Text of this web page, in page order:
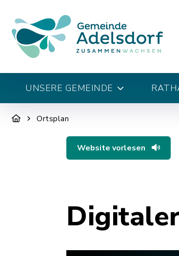
UNSERE GEMEINDE
Ortsplan
Website vorlesen